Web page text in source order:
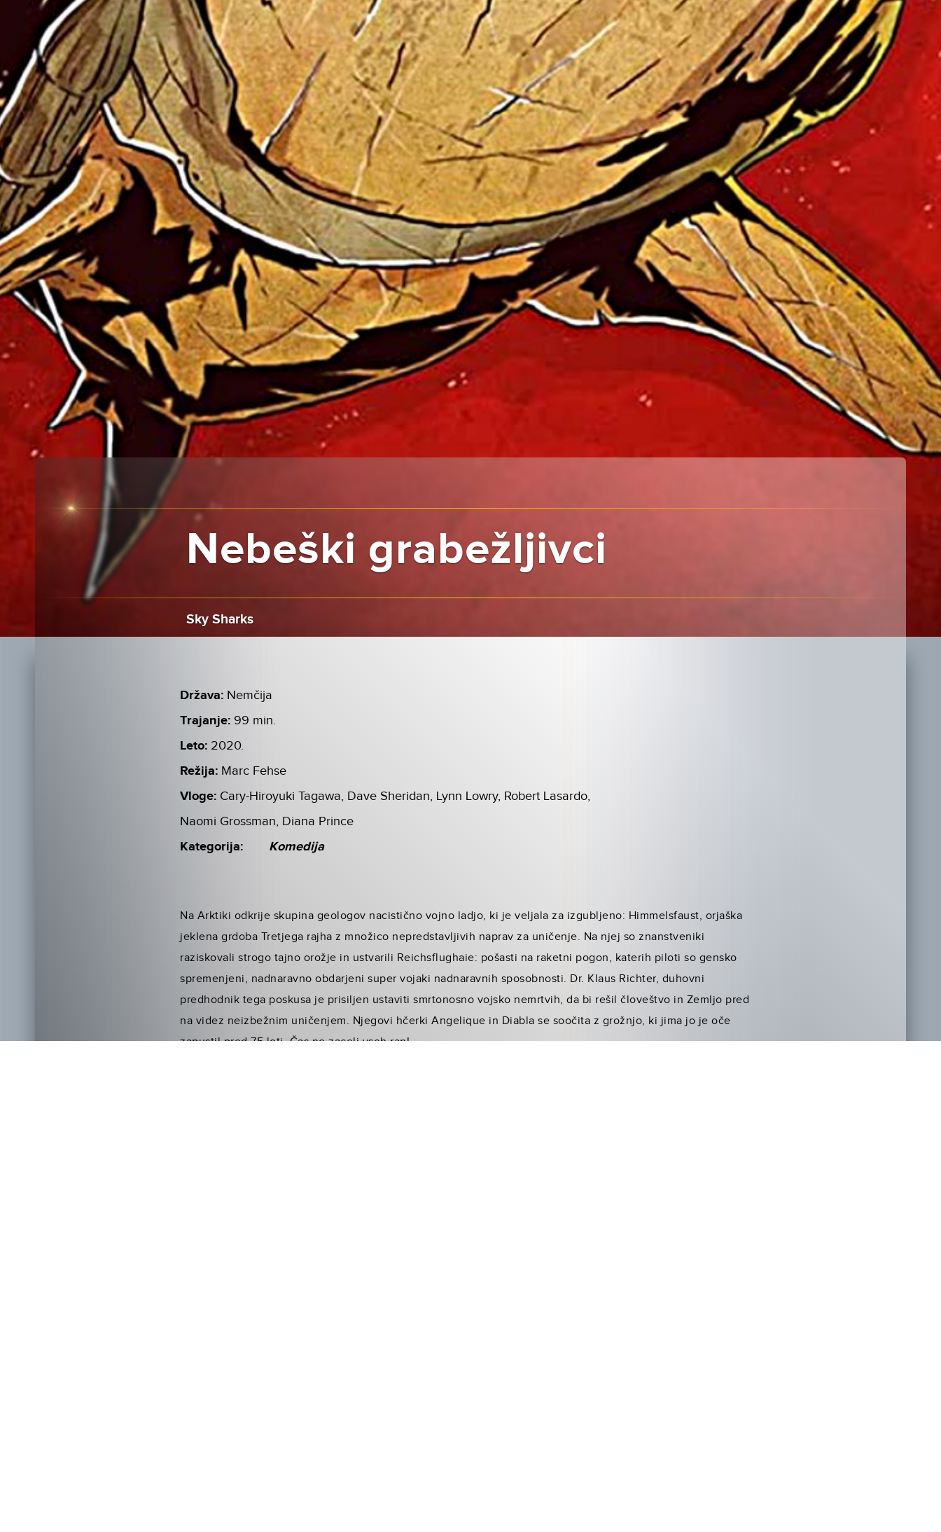
Nebeški grabežljivci
Sky Sharks
Država: Nemčija
Trajanje: 99 min.
Leto: 2020.
Režija: Marc Fehse
Vloge: Cary-Hiroyuki Tagawa, Dave Sheridan, Lynn Lowry, Robert Lasardo,
Naomi Grossman, Diana Prince
Kategorija: Komedija
Na Arktiki odkrije skupina geologov nacistično vojno ladjo, ki je veljala za izgubljeno: Himmelsfaust, orjaška
jeklena grdoba Tretjega rajha z množico nepredstavljivih naprav za uničenje. Na njej so znanstveniki
raziskovali strogo tajno orožje in ustvarili Reichsflughaie: pošasti na raketni pogon, katerih piloti so gensko
spremenjeni, nadnaravno obdarjeni super vojaki nadnaravnih sposobnosti. Dr. Klaus Richter, duhovni
predhodnik tega poskusa je prisiljen ustaviti smrtonosno vojsko nemrtvih, da bi rešil človeštvo in Zemljo pred
na videz neizbežnim uničenjem. Njegovi hčerki Angelique in Diabla se soočita z grožnjo, ki jima jo je oče
zapustil pred 75 leti. Čas ne zaceli vseh ran!